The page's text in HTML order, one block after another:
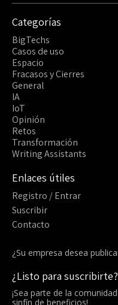
Categorías
BigTechs
Casos de uso
Espacio
Fracasos y Cierres
General
IA
IoT
Opinión
Retos
Transformación
Writing Assistants
Enlaces útiles
Registro / Entrar
Suscribir
Contacto
¿Su empresa desea
¿Listo para suscribirte?
¡Sea parte de la
sinfín de beneficios!